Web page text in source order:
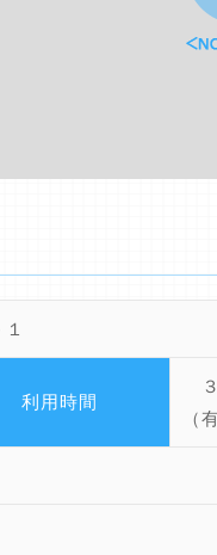
利用時間
３
（